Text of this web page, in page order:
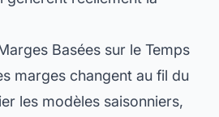
Basées sur le Temps
marges changent au fil du
les modèles saisonniers,